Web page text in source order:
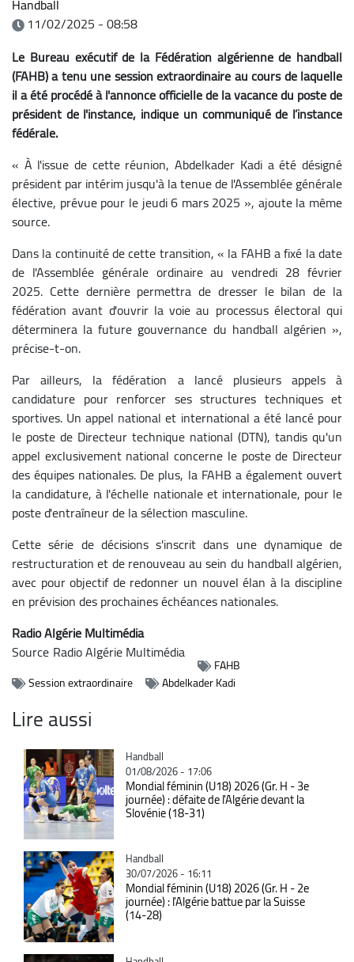
11/02/2025 - 08:58
Le Bureau exécutif de la Fédération algérienne de handball
(FAHB) a tenu une session extraordinaire au cours de laquelle
il a été procédé à l'annonce officielle de la vacance du poste de
président de l'instance, indique un communiqué de l’instance
fédérale.
« À l'issue de cette réunion, Abdelkader Kadi a été désigné
président par intérim jusqu'à la tenue de l'Assemblée générale
élective, prévue pour le jeudi 6 mars 2025 », ajoute la même
source.
Dans la continuité de cette transition, « la FAHB a fixé la date
de l'Assemblée générale ordinaire au vendredi 28 février
2025. Cette dernière permettra de dresser le bilan de la
fédération avant d'ouvrir la voie au processus électoral qui
déterminera la future gouvernance du handball algérien »,
précise-t-on.
Par ailleurs, la fédération a lancé plusieurs appels à
candidature pour renforcer ses structures techniques et
sportives. Un appel national et international a été lancé pour
le poste de Directeur technique national (DTN), tandis qu'un
appel exclusivement national concerne le poste de Directeur
des équipes nationales. De plus, la FAHB a également ouvert
la candidature, à l'échelle nationale et internationale, pour le
poste d'entraîneur de la sélection masculine.
Cette série de décisions s'inscrit dans une dynamique de
restructuration et de renouveau au sein du handball algérien,
avec pour objectif de redonner un nouvel élan à la discipline
en prévision des prochaines échéances nationales.
Radio Algérie Multimédia
Source Radio Algérie Multimédia
FAHB
Session extraordinaire
Abdelkader Kadi
Lire aussi
Catégorie
Handball
01/08/2026 - 17:06
Mondial féminin (U18) 2026 (Gr. H - 3e
journée) : défaite de l'Algérie devant la
Slovénie (18-31)
Catégorie
Handball
30/07/2026 - 16:11
Mondial féminin (U18) 2026 (Gr. H - 2e
journée) : l'Algérie battue par la Suisse
(14-28)